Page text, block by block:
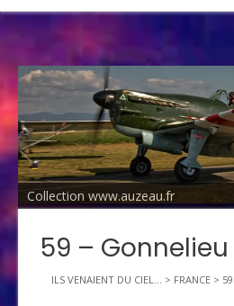
Collection www.auzeau.fr
59 – Gonnelieu
ILS VENAIENT DU CIEL... > FRANCE >